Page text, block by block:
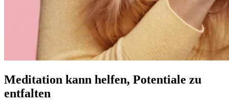
Meditation kann helfen, Potentiale zu
entfalten